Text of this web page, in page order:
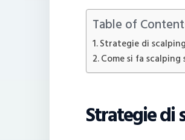
Table of
Strategie di
Come si fa
Strategie di